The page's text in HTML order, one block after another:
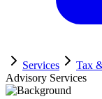
Services Tax
Advisory Services